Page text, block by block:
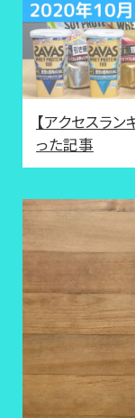
【アクセスラ
った記事